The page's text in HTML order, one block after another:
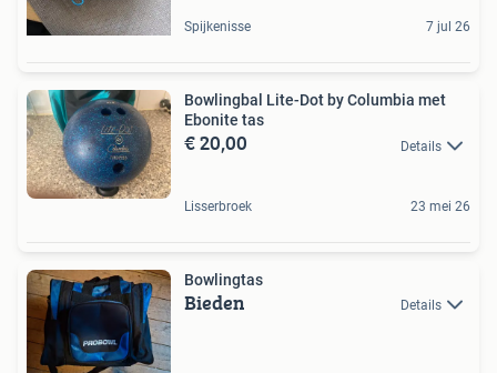
Spijkenisse 7 jul 26
Bowlingbal Lite-Dot by Columbia met
Ebonite tas
€ 20,00 Details
Lisserbroek 23 mei 26
Bowlingtas
Bieden Details